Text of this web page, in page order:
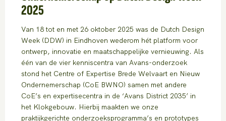
2025
Van 18 tot en met 26 oktober 2025 was de Dutch Design
Week (DDW) in Eindhoven wederom hét platform voor
ontwerp, innovatie en maatschappelijke vernieuwing. Als
één van de vier kenniscentra van Avans-onderzoek
stond het Centre of Expertise Brede Welvaart en Nieuw
Ondernemerschap (CoE BWNO) samen met andere
CoE’s en expertisecentra in de ‘Avans District 2035’ in
het Klokgebouw. Hierbij maakten we onze
praktijkgerichte onderzoeksprogramma’s en prototypes